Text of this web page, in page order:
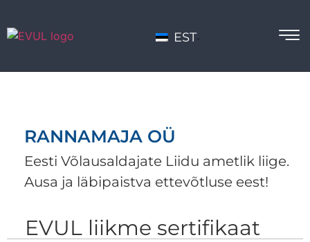
EST
RANNAMAJA OÜ
Eesti Võlausaldajate Liidu ametlik liige.
Ausa ja läbipaistva ettevõtluse eest!
EVUL liikme sertifikaat